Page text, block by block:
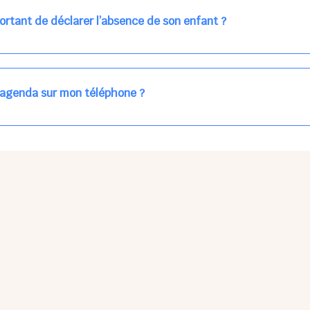
de déclarer l’absence de son enfant ?
enfants à accueillir, et ajuster les plannings au mieux.
car les repas sont commandés à l’avance.
sur mon téléphone ?
sur l'App Store ni Google Play car il s'agit d'une Web App,